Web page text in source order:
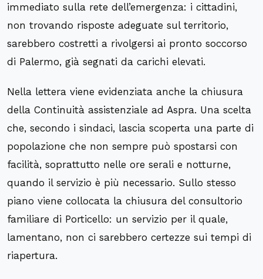
immediato sulla rete dell’emergenza: i cittadini,
non trovando risposte adeguate sul territorio,
sarebbero costretti a rivolgersi ai pronto soccorso
di Palermo, già segnati da carichi elevati.
Nella lettera viene evidenziata anche la chiusura
della Continuità assistenziale ad Aspra. Una scelta
che, secondo i sindaci, lascia scoperta una parte di
popolazione che non sempre può spostarsi con
facilità, soprattutto nelle ore serali e notturne,
quando il servizio è più necessario. Sullo stesso
piano viene collocata la chiusura del consultorio
familiare di Porticello: un servizio per il quale,
lamentano, non ci sarebbero certezze sui tempi di
riapertura.